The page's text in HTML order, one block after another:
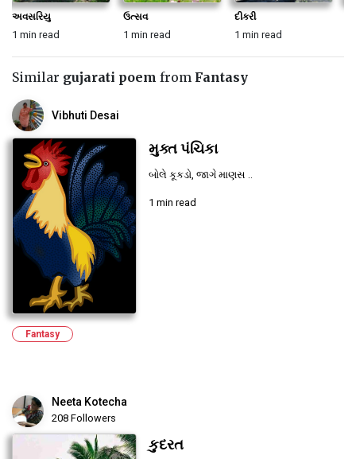
અવસરિયુ
1 min read
ઉત્સવ
1 min read
દીકરી
1 min read
Similar gujarati poem from Fantasy
Vibhuti Desai
મુક્ત પંચિકા
બોલે કૂકડો, જાગે માણસ ..
1 min read
Fantasy
Neeta Kotecha
208 Followers
કુદરત